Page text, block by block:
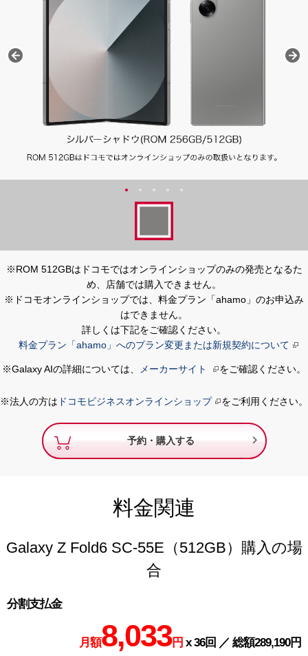
※ROM 512GBはドコモではオンラインショップのみの発売となるた
め、店舗では購入できません。
※ドコモオンラインショップでは、料金プラン「ahamo」のお申込み
はできません。
詳しくは下記をご確認ください。
料金プラン「ahamo」へのプラン変更または新規契約について
※Galaxy AIの詳細については、 メーカーサイト をご確認ください。
※法人の方は ドコモビジネスオンラインショップ をご利用ください。
予約・購入する 
料金関連
Galaxy Z Fold6 SC-55E（512GB）購入の場
合
分割支払金
月額8,033円 x 36回 ／ 総額289,190円